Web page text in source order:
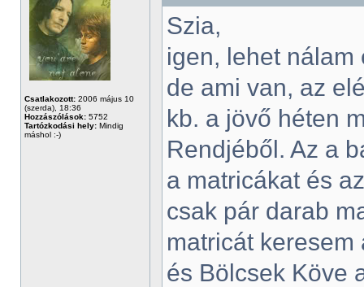
Csatlakozott: 2006 május 10
(szerda), 18:36
Hozzászólások: 5752
Tartózkodási hely: Mindig
máshol :-)
Szia,
igen, lehet
de ami van, az
kb. a jövő héten
Rendjéből. Az a
a matricákat és
csak pár darab
matricát
és Bölcsek Köve